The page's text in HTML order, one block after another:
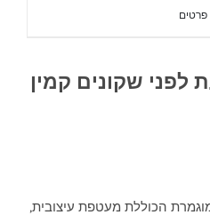
פרטים
לפני שקונים קמין
הכוללת מעטפת עיצובית,